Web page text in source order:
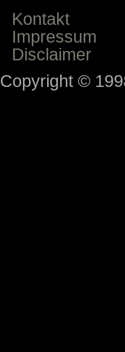
Kontakt
Impressum
Disclaimer
Copyright ©